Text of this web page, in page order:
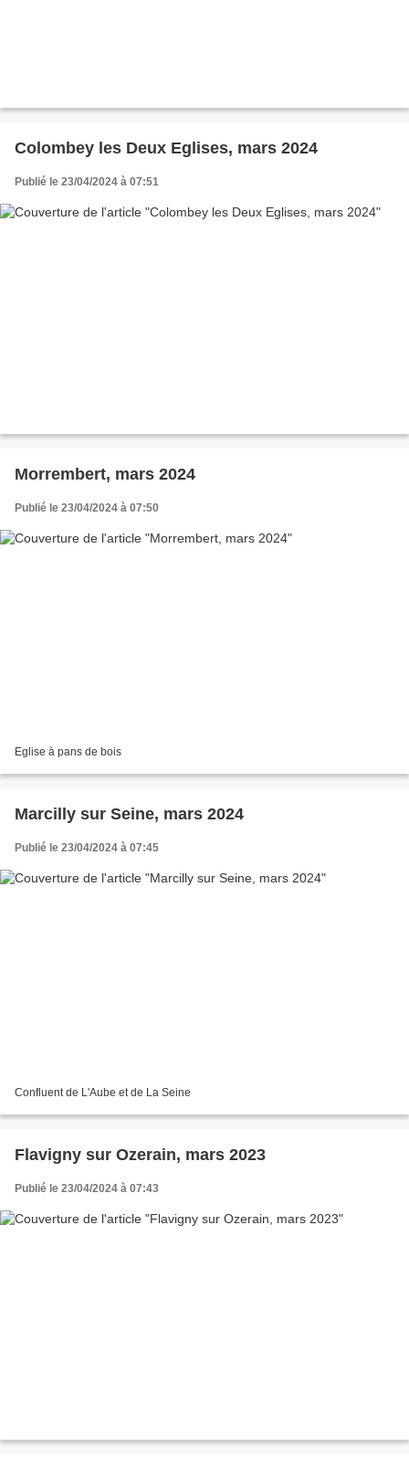
Colombey les Deux Eglises, mars 2024
Publié le 23/04/2024 à 07:51
Morrembert, mars 2024
Publié le 23/04/2024 à 07:50
Eglise à pans de bois
Marcilly sur Seine, mars 2024
Publié le 23/04/2024 à 07:45
Confluent de L'Aube et de La Seine
Flavigny sur Ozerain, mars 2023
Publié le 23/04/2024 à 07:43